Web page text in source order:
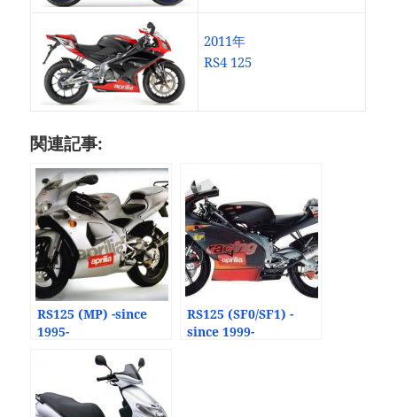
2011年
RS4 125
関連記事:
RS125 (MP) -since
1995-
RS125 (SF0/SF1) -
since 1999-